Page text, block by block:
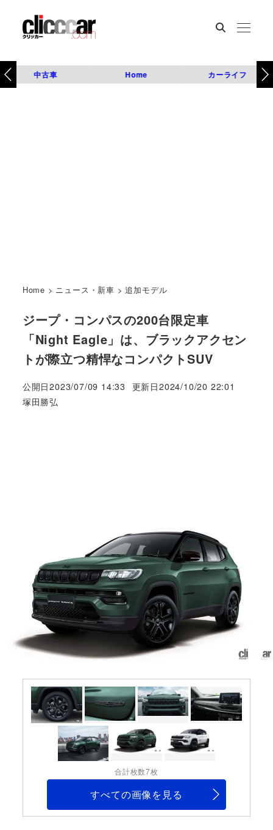
中古車 Home カーライフ
Home > ニュース・新車 >追加モデル
ジープ・コンパスの200台限定車
「Night Eagle」は、ブラックアクセン
トが際立つ精悍なコンパクトSUV
公開日2023/07/09 14:33 更新日2024/10/20 22:01
著
塚田勝弘
合計枚数7枚
すべての画像を見る